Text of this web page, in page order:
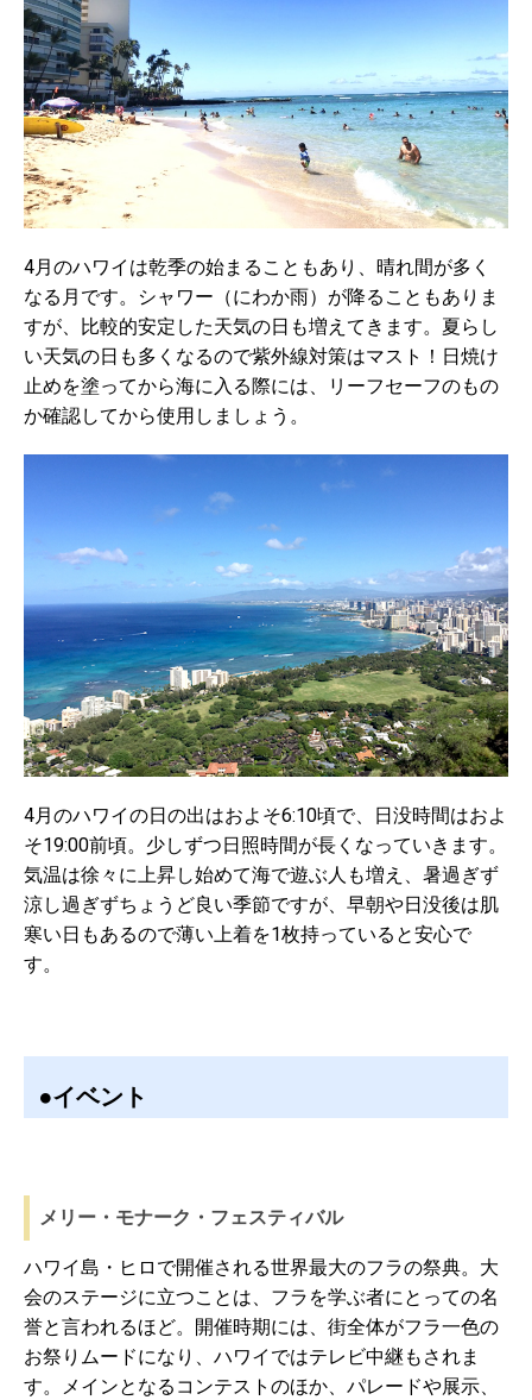
4月のハワイは乾季の始まることもあり、晴れ間が多く
なる月です。シャワー（にわか雨）が降ることもありま
すが、比較的安定した天気の日も増えてきます。夏らし
い天気の日も多くなるので紫外線対策はマスト！日焼け
止めを塗ってから海に入る際には、リーフセーフのもの
か確認してから使用しましょう。
4月のハワイの日の出はおよそ6:10頃で、日没時間はおよ
そ19:00前頃。少しずつ日照時間が長くなっていきます。
気温は徐々に上昇し始めて海で遊ぶ人も増え、暑過ぎず
涼し過ぎずちょうど良い季節ですが、早朝や日没後は肌
寒い日もあるので薄い上着を1枚持っていると安心で
す。
●イベント
メリー・モナーク・フェスティバル
ハワイ島・ヒロで開催される世界最大のフラの祭典。大
会のステージに立つことは、フラを学ぶ者にとっての名
誉と言われるほど。開催時期には、街全体がフラ一色の
お祭りムードになり、ハワイではテレビ中継もされま
す。メインとなるコンテストのほか、パレードや展示、